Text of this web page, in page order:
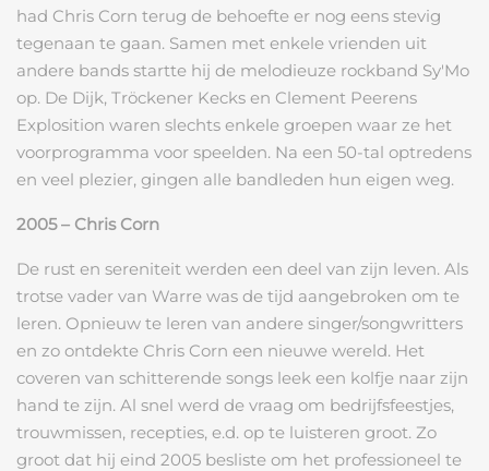
had Chris Corn terug de behoefte er nog eens stevig
tegenaan te gaan. Samen met enkele vrienden uit
andere bands startte hij de melodieuze rockband Sy'Mo
op. De Dijk, Tröckener Kecks en Clement Peerens
Explosition waren slechts enkele groepen waar ze het
voorprogramma voor speelden. Na een 50-tal optredens
en veel plezier, gingen alle bandleden hun eigen weg.
2005 – Chris Corn
De rust en sereniteit werden een deel van zijn leven. Als
trotse vader van Warre was de tijd aangebroken om te
leren. Opnieuw te leren van andere singer/songwritters
en zo ontdekte Chris Corn een nieuwe wereld. Het
coveren van schitterende songs leek een kolfje naar zijn
hand te zijn. Al snel werd de vraag om bedrijfsfeestjes,
trouwmissen, recepties, e.d. op te luisteren groot. Zo
groot dat hij eind 2005 besliste om het professioneel te